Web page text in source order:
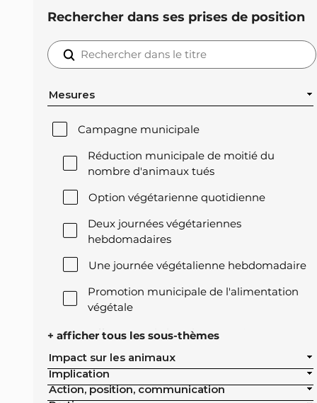
Rechercher dans ses prises de position
Mesures
Campagne municipale
Réduction municipale de moitié du
nombre d'animaux tués
Option végétarienne quotidienne
Deux journées végétariennes
hebdomadaires
Une journée végétalienne hebdomadaire
Promotion municipale de l'alimentation
végétale
Offre végétale lors des réceptions
Exclusion de l'élevage intensif des achats
publics de la ville
+ afficher tous les sous-thèmes
Impact sur les animaux
Implication
Action, position, communication